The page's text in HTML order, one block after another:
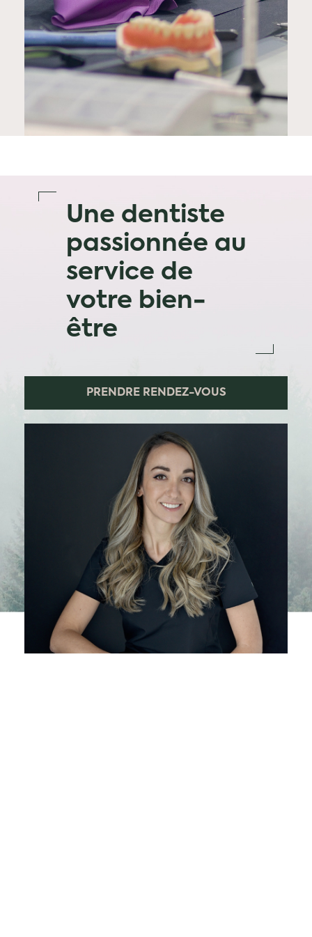
Une dentiste
passionnée au
service de
votre bien-
être
PRENDRE RENDEZ-VOUS